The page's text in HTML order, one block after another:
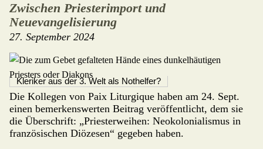
Zwischen Priesterimport und
Neuevangelisierung
27. September 2024
Kleriker aus der 3. Welt als Nothelfer?
Die Kollegen von Paix Liturgique haben am 24. Sept.
einen bemerkenswerten Beitrag veröf­fent­licht, dem sie
die Über­schrift: „Priester­weihen: Neokolonialis­mus in
französischen Diö­zesen“ gegeben haben.